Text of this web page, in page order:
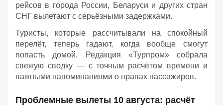
рейсов в города России, Беларуси и других стран
СНГ вылетают с серьёзными задержками.
Туристы, которые рассчитывали на спокойный
перелёт, теперь гадают, когда вообще смогут
попасть домой. Редакция «Турпром» собрала
свежую сводку — с точным расчётом времени и
важными напоминаниями о правах пассажиров.
Проблемные вылеты 10 августа: расчёт